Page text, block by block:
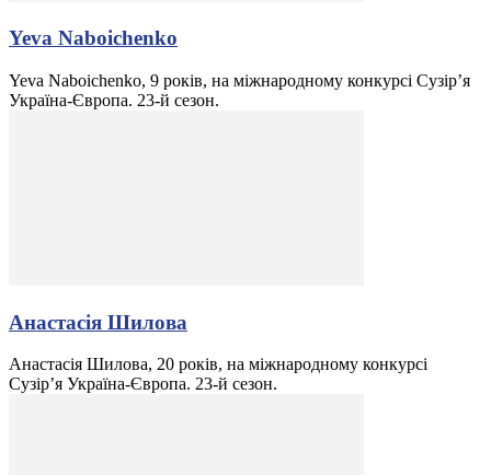
Yeva Naboichenko
Yeva Naboichenko, 9 років, на міжнародному конкурсі Сузір’я
Україна-Європа. 23-й сезон.
Анастасія Шилова
Анастасія Шилова, 20 років, на міжнародному конкурсі
Сузір’я Україна-Європа. 23-й сезон.